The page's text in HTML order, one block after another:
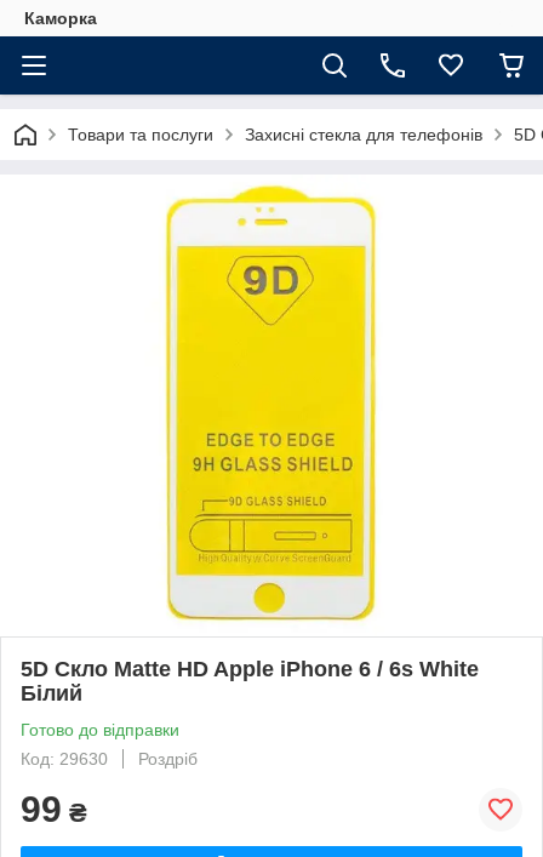
Каморка
Товари та послуги Захисні стекла для телефонів 5D
5D Скло Matte HD Apple iPhone 6 / 6s White
Білий
Готово до відправки
Код: 29630
Роздріб
99 ₴